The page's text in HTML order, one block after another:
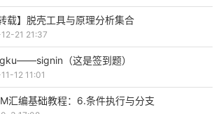
转载】脱壳工具与原理分析集合
21 21:37
（这是签到题）
12 11:01
汇编基础教程：6.条件执行与分支